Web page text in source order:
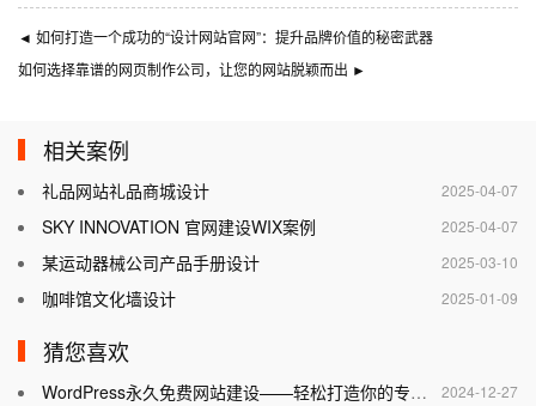
◄ 如何打造一个成功的“设计网站官网”：提升品牌价值的秘密武器
如何选择靠谱的网页制作公司，让您的网站脱颖而出 ►
相关案例
2025-04-07
礼品网站礼品商城设计
2025-04-07
SKY INNOVATION 官网建设WIX案例
2025-03-10
某运动器械公司产品手册设计
2025-01-09
咖啡馆文化墙设计
猜您喜欢
2024-12-27
WordPress永久免费网站建设——轻松打造你的专属网站